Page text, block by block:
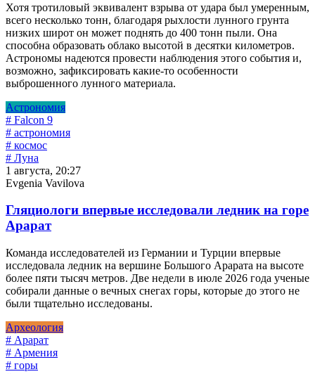
Хотя тротиловый эквивалент взрыва от удара был умеренным,
всего несколько тонн, благодаря рыхлости лунного грунта
низких широт он может поднять до 400 тонн пыли. Она
способна образовать облако высотой в десятки километров.
Астрономы надеются провести наблюдения этого события и,
возможно, зафиксировать какие-то особенности
выброшенного лунного материала.
Астрономия
# Falcon 9
# астрономия
# космос
# Луна
1 августа, 20:27
Evgenia Vavilova
Гляциологи впервые исследовали ледник на горе
Арарат
Команда исследователей из Германии и Турции впервые
исследовала ледник на вершине Большого Арарата на высоте
более пяти тысяч метров. Две недели в июле 2026 года ученые
собирали данные о вечных снегах горы, которые до этого не
были тщательно исследованы.
Археология
# Арарат
# Армения
# горы